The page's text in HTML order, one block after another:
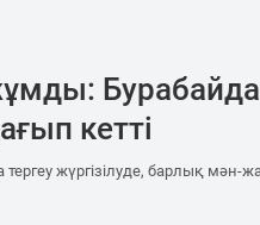
кетті
жүргізілуде, барлық мән-